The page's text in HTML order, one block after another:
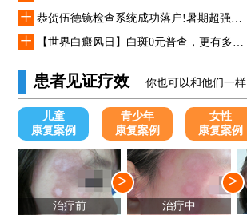
+
+
患者见证疗效 你也可以和他们一样
儿童
康复案例
青少年
康复案例
女性
康复案例
治疗前
>
治疗中
>